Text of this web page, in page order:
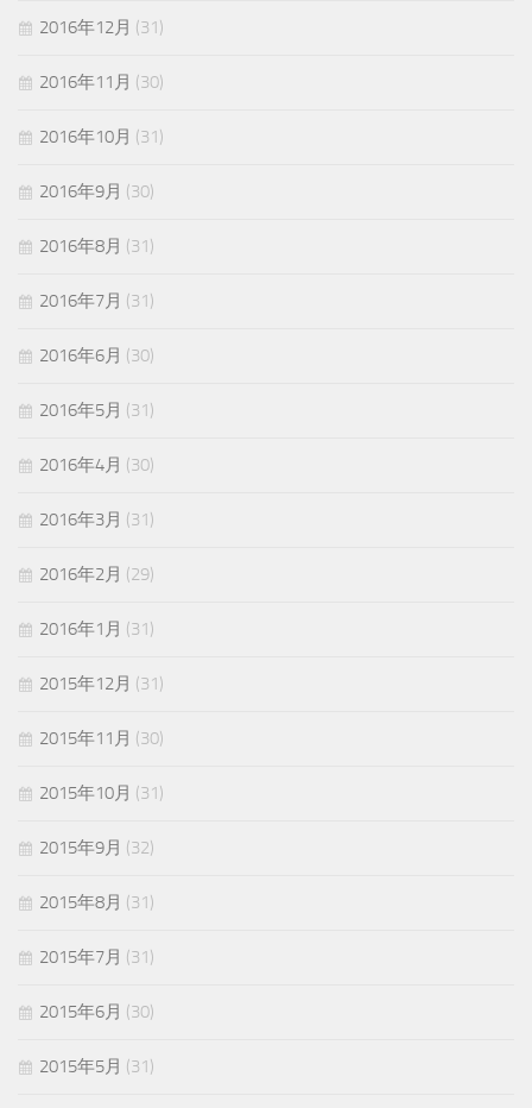
2016年12月 (31)
2016年11月 (30)
2016年10月 (31)
2016年9月 (30)
2016年8月 (31)
2016年7月 (31)
2016年6月 (30)
2016年5月 (31)
2016年4月 (30)
2016年3月 (31)
2016年2月 (29)
2016年1月 (31)
2015年12月 (31)
2015年11月 (30)
2015年10月 (31)
2015年9月 (32)
2015年8月 (31)
2015年7月 (31)
2015年6月 (30)
2015年5月 (31)